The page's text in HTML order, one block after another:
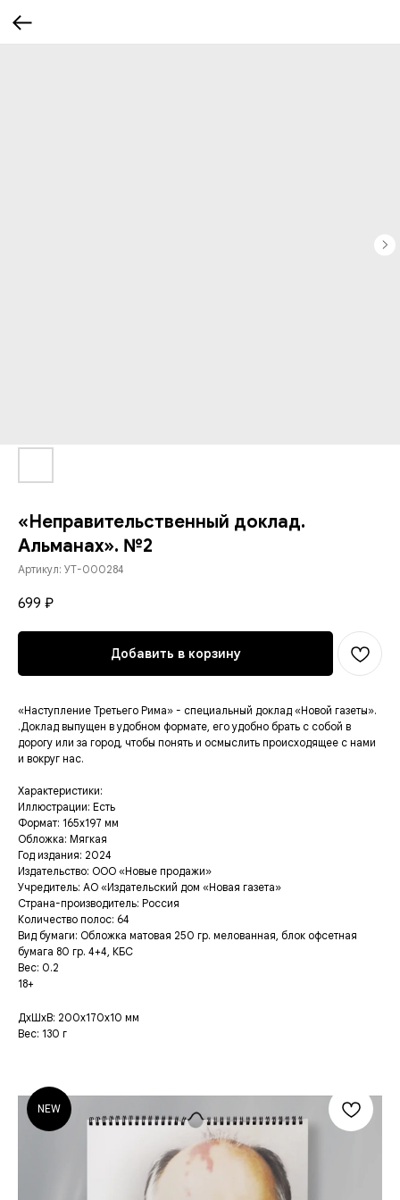
«Неправительственный доклад.
Альманах». №2
Артикул: УТ-000284
699 ₽
Добавить в корзину
«Наступление Третьего Рима» - специальный доклад «Новой газеты».
.Доклад выпущен в удобном формате, его удобно брать с собой в
дорогу или за город, чтобы понять и осмыслить происходящее с нами
и вокруг нас.
Характеристики:
Иллюстрации: Есть
Формат: 165х197 мм
Обложка: Мягкая
Год издания: 2024
Издательство: ООО «Новые продажи»
Учредитель: АО «Издательский дом «Новая газета»
Страна-производитель: Россия
Количество полос: 64
Вид бумаги: Обложка матовая 250 гр. мелованная, блок офсетная
бумага 80 гр. 4+4, КБС
Вес: 0.2
18+
ДxШxВ: 200x170x10 мм
Вес: 130 г
NEW